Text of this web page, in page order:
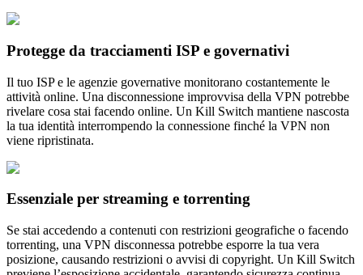
Protegge da tracciamenti ISP e governativi
Il tuo ISP e le agenzie governative monitorano costantemente le
attività online. Una disconnessione improvvisa della VPN potrebbe
rivelare cosa stai facendo online. Un Kill Switch mantiene nascosta
la tua identità interrompendo la connessione finché la VPN non
viene ripristinata.
Essenziale per streaming e torrenting
Se stai accedendo a contenuti con restrizioni geografiche o facendo
torrenting, una VPN disconnessa potrebbe esporre la tua vera
posizione, causando restrizioni o avvisi di copyright. Un Kill Switch